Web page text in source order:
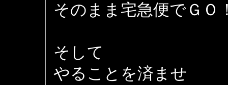
そのまま宅急便でＧＯ
そして
やることを済ませ